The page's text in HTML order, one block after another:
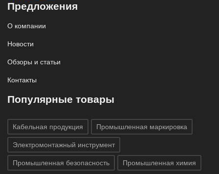
Предложения
О компании
Новости
Обзоры и статьи
Контакты
Популярные товары
Кабельная продукция Промышленная маркировка
Электромонтажный инструмент
Промышленная безопасность Промышленная химия